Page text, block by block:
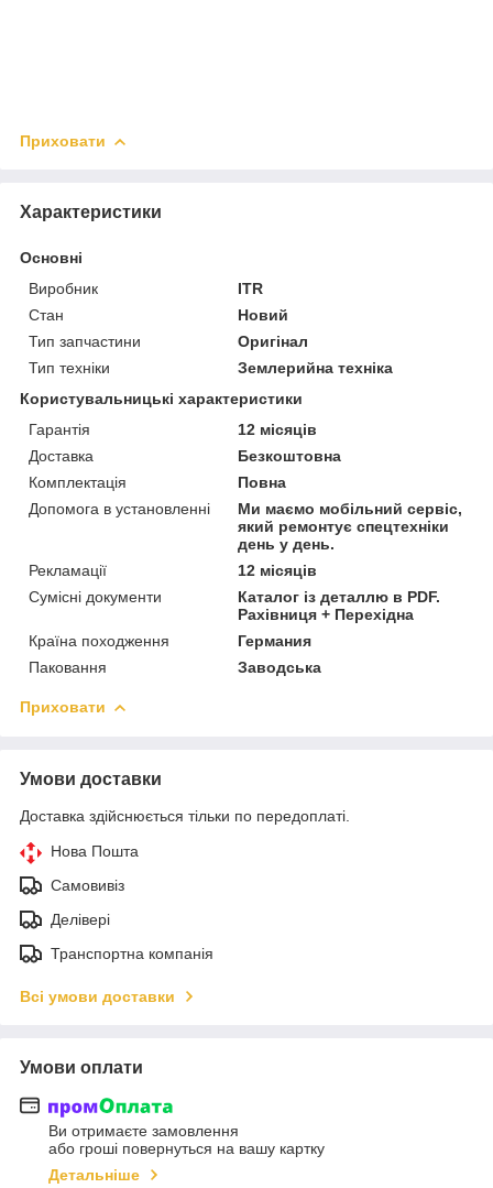
Приховати
Характеристики
Основні
Виробник
ITR
Стан
Новий
Тип запчастини
Оригінал
Тип техніки
Землерийна техніка
Користувальницькі характеристики
Гарантія
12 місяців
Доставка
Безкоштовна
Комплектація
Повна
Допомога в установленні
Ми маємо мобільний сервіс,
який ремонтує спецтехніки
день у день.
Рекламації
12 місяців
Сумісні документи
Каталог із деталлю в PDF.
Рахівниця + Перехідна
Країна походження
Германия
Паковання
Заводська
Приховати
Умови доставки
Доставка здійснюється тільки по передоплаті.
Нова Пошта
Самовивіз
Делівері
Транспортна компанія
Всі умови доставки
Умови оплати
Ви отримаєте замовлення
або гроші повернуться на вашу картку
Детальніше